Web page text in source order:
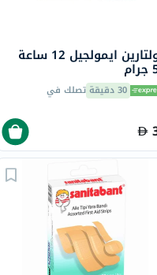
فولتارين ايمولجيل 12 ساعة
30 دقيقة تصلك في